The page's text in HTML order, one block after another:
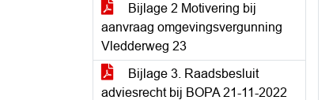
Bijlage 2 Motivering bij
aanvraag omgevingsvergunning
Vledderweg 23
Bijlage 3. Raadsbesluit
adviesrecht bij BOPA 21-11-2022